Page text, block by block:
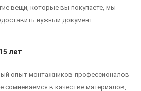
вещи, которые вы покупаете, мы
нужный документ.
лет
опыт монтажников-профессионалов
сомневаемся в качестве материалов,